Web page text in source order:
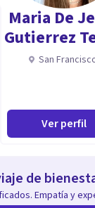
Maria De
Gutierrez
San
Ver perfil
de
Empatía y